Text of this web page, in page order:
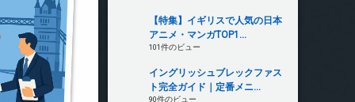
【特集】イギリスで人気の日本
アニメ・マンガTOP1...
101件のビュー
イングリッシュブレックファス
ト完全ガイド｜定番メニ...
90件のビュー